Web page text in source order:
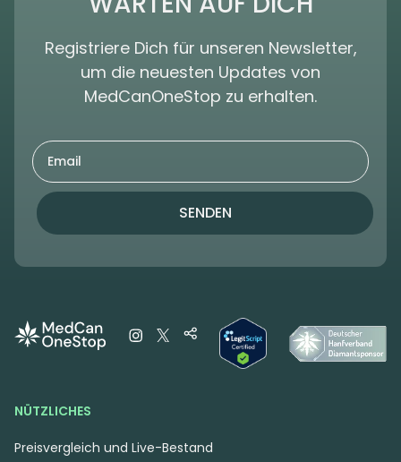
Registriere Dich für unseren Newsletter,
um die neuesten Updates von
MedCanOneStop zu erhalten.
SENDEN
NÜTZLICHES
Preisvergleich und Live-Bestand